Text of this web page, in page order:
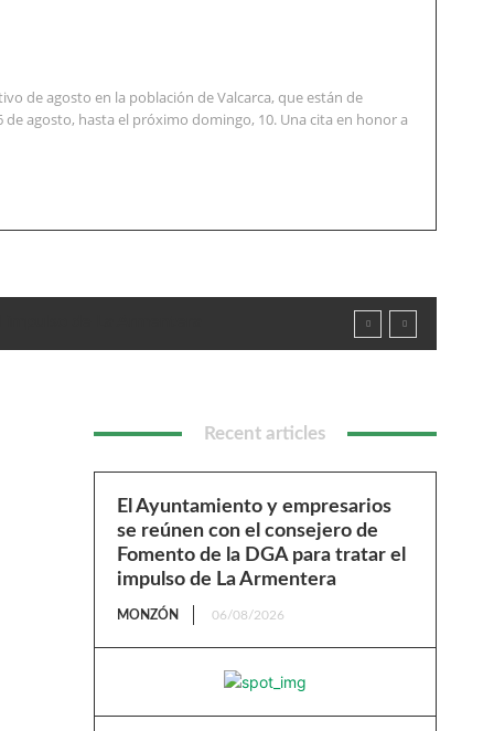
de agosto en la población de Valcarca, que están de
de agosto, hasta el próximo domingo, 10. Una cita en honor a
Recent articles
El Ayuntamiento y empresarios
se reúnen con el consejero de
Fomento de la DGA para tratar el
impulso de La Armentera
MONZÓN 06/08/2026